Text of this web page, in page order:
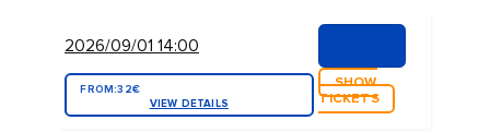
2026/09/01 14:00
FROM:32€
VIEW DETAILS
SHOW
TICKETS